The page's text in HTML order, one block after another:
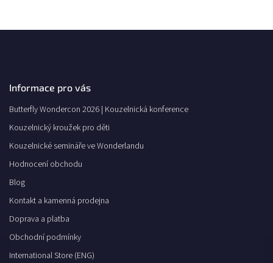
Informace pro vás
Butterfly Wondercon 2026 | Kouzelnická konference
Kouzelnický kroužek pro děti
Kouzelnické semináře ve Wonderlandu
Hodnocení obchodu
Blog
Kontakt a kamenná prodejna
Doprava a platba
Obchodní podmínky
International Store (ENG)